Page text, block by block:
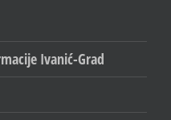
Ivanić-Grad